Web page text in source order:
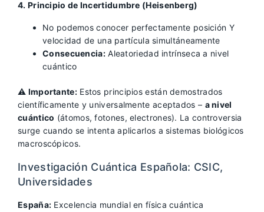
4. Principio de Incertidumbre (Heisenberg)
No podemos conocer perfectamente posición Y
velocidad de una partícula simultáneamente
Consecuencia:Aleatoriedad intrínseca a nivel
cuántico
⚠️ Importante:Estos principios están demostrados
científicamente y universalmente aceptados – a nivel
cuántico (átomos, fotones, electrones). La controversia
surge cuando se intenta aplicarlos a sistemas biológicos
macroscópicos.
Investigación Cuántica Española: CSIC,
Universidades
España: Excelencia mundial en física cuántica